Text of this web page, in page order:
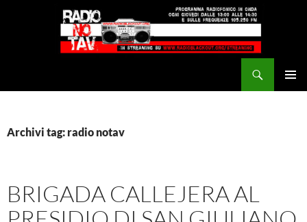
Archivi tag: radio notav
BRIGADA CALLEJERA AL